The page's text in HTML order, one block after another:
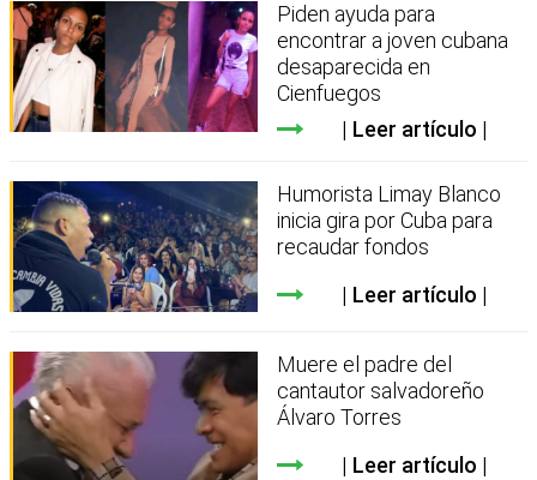
Piden ayuda para
encontrar a joven cubana
desaparecida en
Cienfuegos
Leer artículo
Humorista Limay Blanco
inicia gira por Cuba para
recaudar fondos
Leer artículo
Muere el padre del
cantautor salvadoreño
Álvaro Torres
Leer artículo